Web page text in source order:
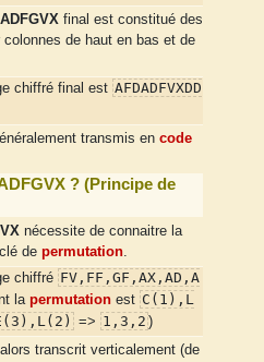
ADFGVXfinal est constitué des
de haut en bas et de
chiffré final est AFDADFVXDD
transmis en code
? (Principe de
nécessite de connaitre la
de permutation.
chiffré FV,FF,GF,AX,AD,A
la permutation est C(1),L
=> 1,3,2 )
transcrit verticalement (de